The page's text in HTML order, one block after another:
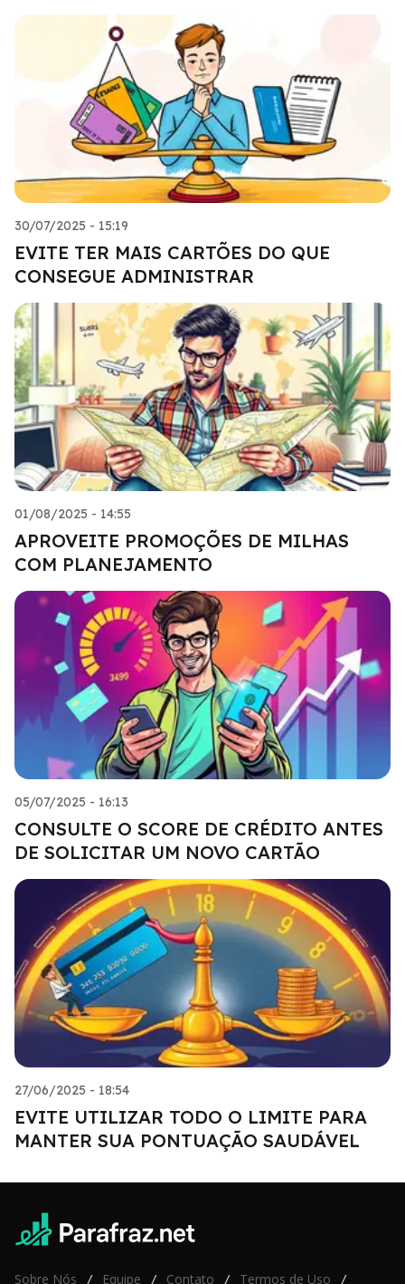
30/07/2025 - 15:19
EVITE TER MAIS CARTÕES DO QUE
CONSEGUE ADMINISTRAR
01/08/2025 - 14:55
APROVEITE PROMOÇÕES DE MILHAS
COM PLANEJAMENTO
05/07/2025 - 16:13
CONSULTE O SCORE DE CRÉDITO ANTES
DE SOLICITAR UM NOVO CARTÃO
27/06/2025 - 18:54
EVITE UTILIZAR TODO O LIMITE PARA
MANTER SUA PONTUAÇÃO SAUDÁVEL
Sobre Nós / Equipe / Contato / Termos de Uso /